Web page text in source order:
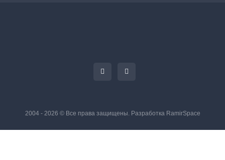
2004 - 2026 © Все права защищены. Разработка RamirSpace